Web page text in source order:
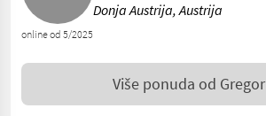
online od 5/2025
Donja Austrija, Austrija
Više ponuda od Gregor